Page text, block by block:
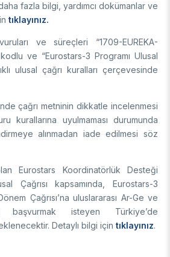
Teknolojileri(BTE)
Araştırma Enstitüsü (UEKAE)
(YZE)
Araştırma Enstitüsü (YTE)
Enstitüsü (İLTAREN)
Enstitüsü (RUTE)
ve Geliştirme Enstitüsü (SAGE)
Enstitüsü (TBAE)
ve Sürdürülebilirlik Araştırma
ve İdare Enstitüsü (TÜSSİDE)
(UME)
Enstitüsü (UZAY)
Laboratuvarı (BUTAL)
Bilgi Merkezi (ULAKBİM)
metni
fazla bilgi, yardımcı dokümanlar ve
tıklayınız.
ve süreçleri “1709-EUREKA-
ve “Eurostars-3 Programı Ulusal
ulusal çağrı kuralları çerçevesinde
çağrı metninin dikkatle incelenmesi
kurallarına uyulmaması durumunda
alınmadan iade edilmesi söz
Eurostars Koordinatörlük Desteği
Çağrısı kapsamında, Eurostars-3
Çağrısı’na uluslararası Ar-Ge ve
başvurmak isteyen Türkiye’de
Detaylı bilgi için tıklayınız.